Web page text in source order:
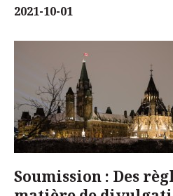
2021-10-01
Soumission : Des